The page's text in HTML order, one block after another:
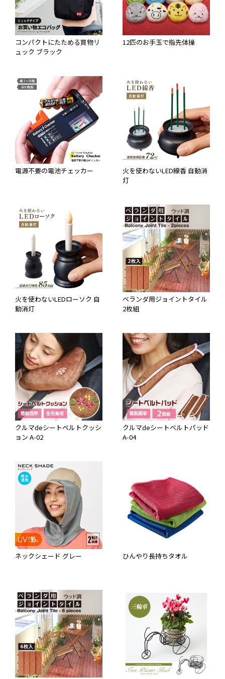
コンパクトにたためる買物リ
ュック ブラック
12匹のお手玉で指先体操
電源不要の電池チェッカー
火を使わないLED線香 自動消
灯
火を使わないLEDローソク 自
動消灯
ベランダ用ジョイントタイル
2枚組
クルマdeシートベルトクッシ
ョン A-02
クルマdeシートベルトパッド
A-04
ネックシェード グレー ひんやり長持ちタオル